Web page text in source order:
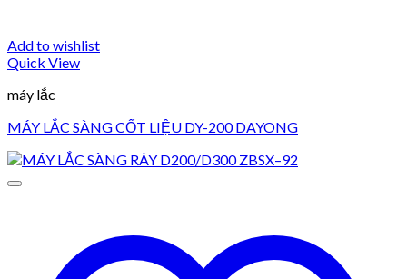
Add to wishlist
Quick View
máy lắc
MÁY LẮC SÀNG CỐT LIỆU DY-200 DAYONG